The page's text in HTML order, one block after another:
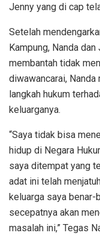
Jenny yang di cap
Setelah
Kampung, Nanda
membantah tidak
diwawancarai, Nanda
langkah hukum
keluarganya.
“Saya tidak bisa
hidup di Negara
saya ditempat yang
adat ini telah
keluarga saya benar-
secepatnya akan
masalah ini,” Tegas